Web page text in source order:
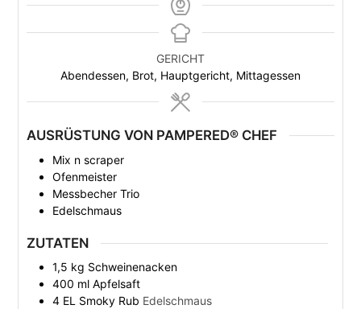
GERICHT
Abendessen, Brot, Hauptgericht, Mittagessen
AUSRÜSTUNG VON PAMPERED® CHEF
Mix n scraper
Ofenmeister
Messbecher Trio
Edelschmaus
ZUTATEN
1,5 kg Schweinenacken
400 ml Apfelsaft
4 EL Smoky Rub Edelschmaus